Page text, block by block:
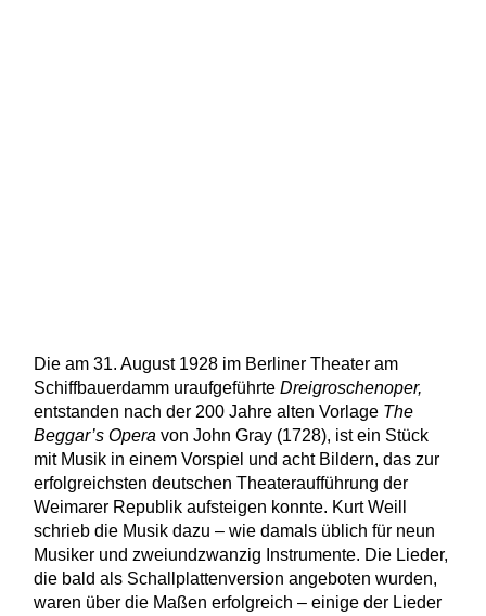
Die am 31. August 1928 im Berliner Theater am
Schiffbauerdamm uraufgeführteDreigroschenoper,
entstanden nach der 200 Jahre alten Vorlage The
Beggar’s Opera von John Gray (1728), ist ein Stück
mit Musik in einem Vorspiel und acht Bildern, das zur
erfolgreichsten deutschen Theateraufführung der
Weimarer Republik aufsteigen konnte. Kurt Weill
schrieb die Musik dazu – wie damals üblich für neun
Musiker und zweiundzwanzig Instrumente. Die Lieder,
die bald als Schallplattenversion angeboten wurden,
waren über die Maßen erfolgreich – einige der Lieder